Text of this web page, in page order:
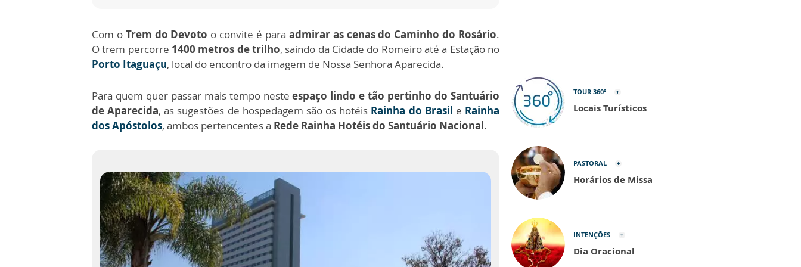
Com oTrem do Devoto o convite é para admirar as cenas do Caminho do Rosário.
O trem percorre 1400 metros de trilho, saindo da Cidade do Romeiro até a Estação no
Porto Itaguaçu, local do encontro da imagem de Nossa Senhora Aparecida.
Para quem quer passar mais tempo neste espaço lindo e tão pertinho do Santuário
de Aparecida, as sugestões de hospedagem são os hotéis Rainha do Brasil e Rainha
dos Apóstolos, ambos pertencentes a Rede Rainha Hotéis do Santuário Nacional.
TOUR 360º
Locais Turísticos
PASTORAL
Horários de Missa
INTENÇÕES
Dia Oracional